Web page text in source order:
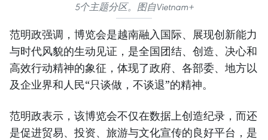
5个主题分区。图自Vietnam+
范明政强调，博览会是越南融入国际、展现创新能力
与时代风貌的生动见证，是全国团结、创造、决心和
高效行动精神的象征，体现了政府、各部委、地方以
及企业界和人民“只谈做，不谈退”的精神。
范明政表示，该博览会不仅在数据上创造纪录，而还
是促进贸易、投资、旅游与文化宣传的良好平台，是